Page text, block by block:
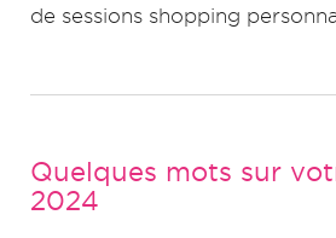
de sessions shopping
Quelques mots sur
2024